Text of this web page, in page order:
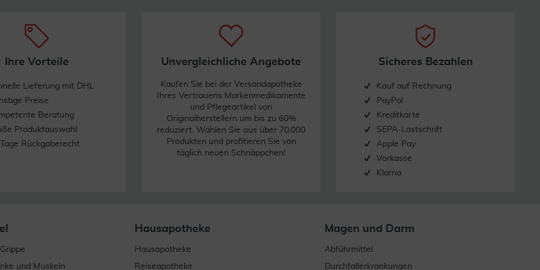
Ihre Vorteile
Lieferung mit DHL
Preise
Beratung
Produktauswahl
Rückgaberecht
Unvergleichliche Angebote
Kaufen Sie bei der Versandapotheke
Ihres Vertrauens Markenmedikamente
und Pflegeartikel von
Originalherstellern um bis zu 60%
reduziert. Wählen Sie aus über 70.000
Produkten und profitieren Sie von
täglich neuen Schnäppchen!
Sicheres Bezahlen
Kauf auf Rechnung
PayPal
Kreditkarte
SEPA-Lastschrift
Apple Pay
Vorkasse
Klarna
und Muskeln
Hausapotheke
Hausapotheke
Reiseapotheke
Magen und Darm
Abführmittel
Durchfallerkrankungen